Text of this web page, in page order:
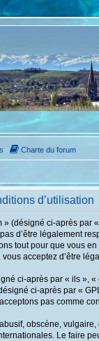
Charte du forum
d’utilisation
(désigné ci-après par
d’être légalement
tout pour que vous
acceptez d’être
ci-après par « ils »,
ci-après par «
pas comme
obscène,
Le faire